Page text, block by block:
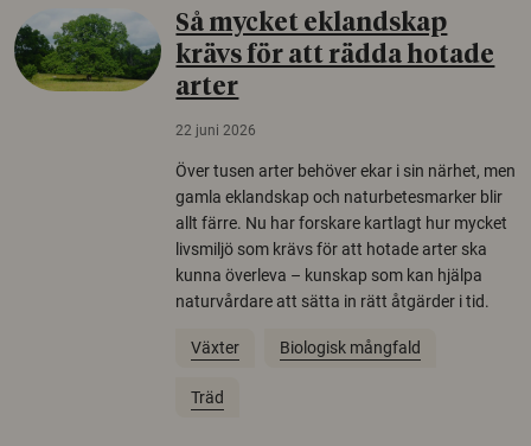
Så mycket eklandskap
krävs för att rädda hotade
arter
22 juni 2026
Över tusen arter behöver ekar i sin närhet, men
gamla eklandskap och naturbetesmarker blir
allt färre. Nu har forskare kartlagt hur mycket
livsmiljö som krävs för att hotade arter ska
kunna överleva – kunskap som kan hjälpa
naturvårdare att sätta in rätt åtgärder i tid.
Växter Biologisk mångfald
Träd